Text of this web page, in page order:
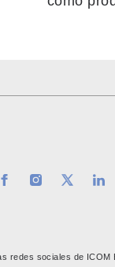
redes sociales de ICOM